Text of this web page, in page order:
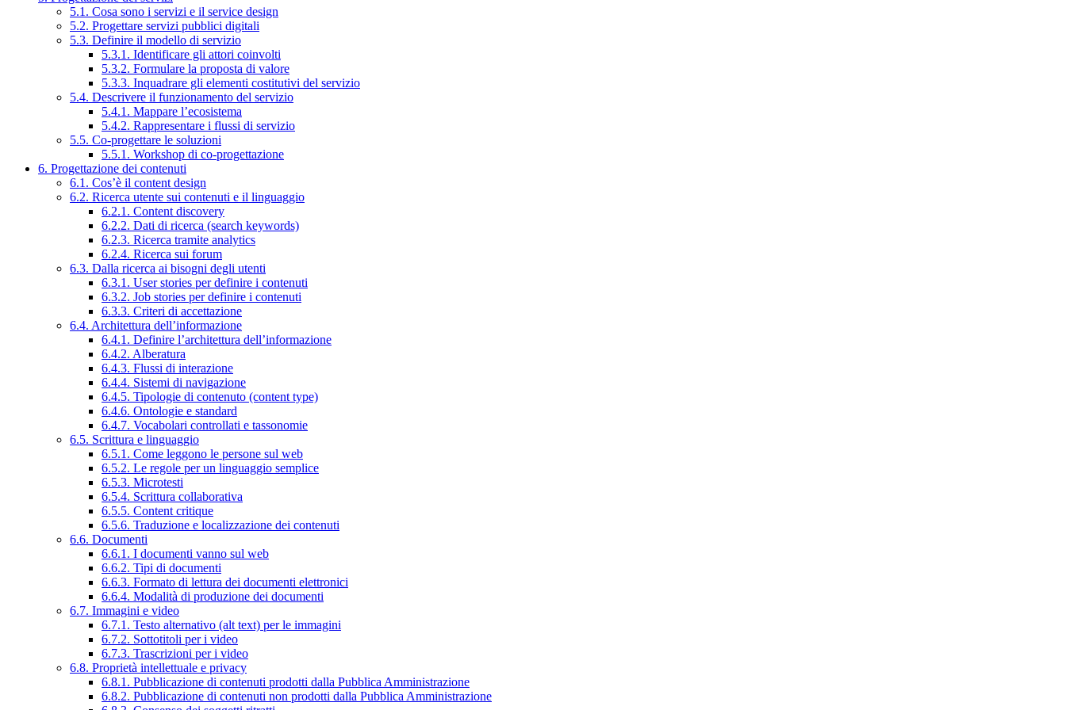
5.1. Cosa sono i servizi e il service design
5.2. Progettare servizi pubblici digitali
5.3. Definire il modello di servizio
5.3.1. Identificare gli attori coinvolti
5.3.2. Formulare la proposta di valore
5.3.3. Inquadrare gli elementi costitutivi del servizio
5.4. Descrivere il funzionamento del servizio
5.4.1. Mappare l’ecosistema
5.4.2. Rappresentare i flussi di servizio
5.5. Co-progettare le soluzioni
5.5.1. Workshop di co-progettazione
6. Progettazione dei contenuti
6.1. Cos’è il content design
6.2. Ricerca utente sui contenuti e il linguaggio
6.2.1. Content discovery
6.2.2. Dati di ricerca (search keywords)
6.2.3. Ricerca tramite analytics
6.2.4. Ricerca sui forum
6.3. Dalla ricerca ai bisogni degli utenti
6.3.1. User stories per definire i contenuti
6.3.2. Job stories per definire i contenuti
6.3.3. Criteri di accettazione
6.4. Architettura dell’informazione
6.4.1. Definire l’architettura dell’informazione
6.4.2. Alberatura
6.4.3. Flussi di interazione
6.4.4. Sistemi di navigazione
6.4.5. Tipologie di contenuto (content type)
6.4.6. Ontologie e standard
6.4.7. Vocabolari controllati e tassonomie
6.5. Scrittura e linguaggio
6.5.1. Come leggono le persone sul web
6.5.2. Le regole per un linguaggio semplice
6.5.3. Microtesti
6.5.4. Scrittura collaborativa
6.5.5. Content critique
6.5.6. Traduzione e localizzazione dei contenuti
6.6. Documenti
6.6.1. I documenti vanno sul web
6.6.2. Tipi di documenti
6.6.3. Formato di lettura dei documenti elettronici
6.6.4. Modalità di produzione dei documenti
6.7. Immagini e video
6.7.1. Testo alternativo (alt text) per le immagini
6.7.2. Sottotitoli per i video
6.7.3. Trascrizioni per i video
6.8. Proprietà intellettuale e privacy
6.8.1. Pubblicazione di contenuti prodotti dalla Pubblica Amministrazione
6.8.2. Pubblicazione di contenuti non prodotti dalla Pubblica Amministrazione